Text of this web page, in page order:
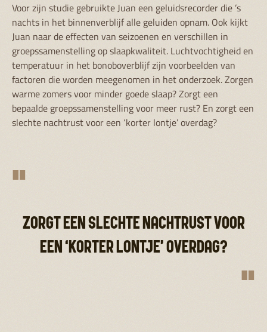
Voor zijn studie gebruikte Juan een geluidsrecorder die ’s
nachts in het binnenverblijf alle geluiden opnam. Ook kijkt
Juan naar de effecten van seizoenen en verschillen in
groepssamenstelling op slaapkwaliteit. Luchtvochtigheid en
temperatuur in het bonoboverblijf zijn voorbeelden van
factoren die worden meegenomen in het onderzoek. Zorgen
warme zomers voor minder goede slaap? Zorgt een
bepaalde groepssamenstelling voor meer rust? En zorgt een
slechte nachtrust voor een ‘korter lontje’ overdag?
"
ZORGT EEN SLECHTE NACHTRUST VOOR
EEN ‘KORTER LONTJE’ OVERDAG?
"